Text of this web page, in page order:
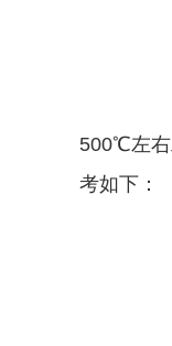
500℃左右
考如下：